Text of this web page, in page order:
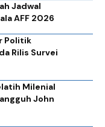
Jadwal
AFF 2026
Politik
Rilis Survei
Milenial
John